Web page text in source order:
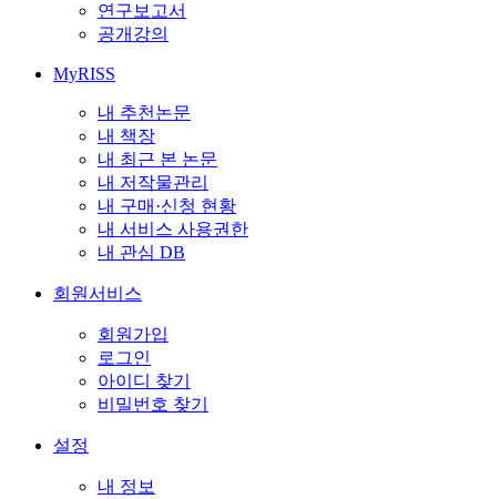
연구보고서
공개강의
MyRISS
내 추천논문
내 책장
내 최근 본 논문
내 저작물관리
내 구매·신청 현황
내 서비스 사용권한
내 관심 DB
회원서비스
회원가입
로그인
아이디 찾기
비밀번호 찾기
설정
내 정보